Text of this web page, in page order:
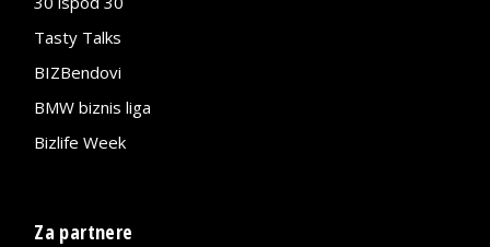
Tasty Talks
BIZBendovi
BMW biznis liga
Bizlife Week
Za partnere